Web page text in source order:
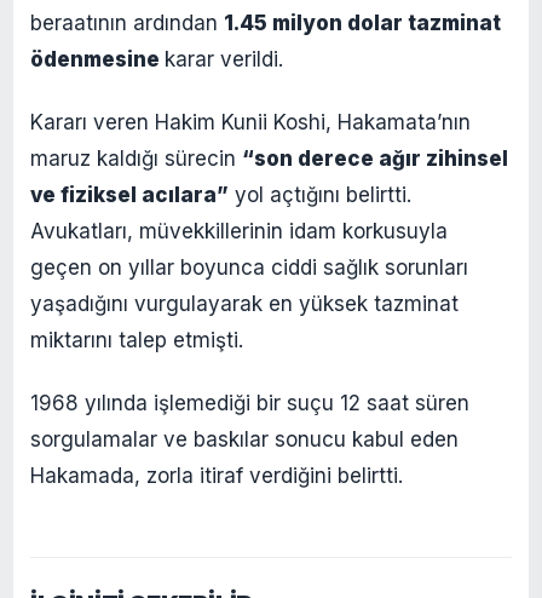
beraatının ardından 1.45 milyon dolar tazminat
ödenmesine karar verildi.
Kararı veren Hakim Kunii Koshi, Hakamata’nın
maruz kaldığı sürecin “son derece ağır zihinsel
ve fiziksel acılara” yol açtığını belirtti.
Avukatları, müvekkillerinin idam korkusuyla
geçen on yıllar boyunca ciddi sağlık sorunları
yaşadığını vurgulayarak en yüksek tazminat
miktarını talep etmişti.
1968 yılında işlemediği bir suçu 12 saat süren
sorgulamalar ve baskılar sonucu kabul eden
Hakamada, zorla itiraf verdiğini belirtti.